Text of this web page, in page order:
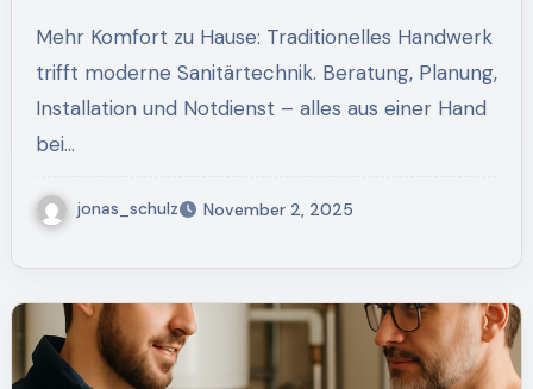
Mehr Komfort zu Hause: Traditionelles Handwerk
trifft moderne Sanitärtechnik. Beratung, Planung,
Installation und Notdienst – alles aus einer Hand
bei…
jonas_schulz November 2, 2025